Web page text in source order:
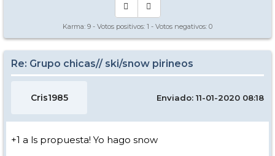
Karma: 9 - Votos positivos: 1 - Votos negativos: 0
Re: Grupo chicas// ski/snow pirineos
Cris1985 Enviado: 11-01-2020 08:18
+1 a ls propuesta! Yo hago snow